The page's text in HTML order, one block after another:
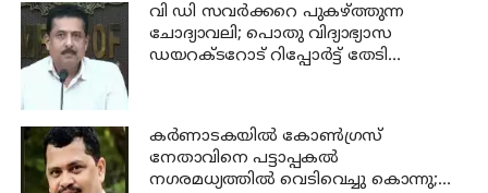
വി ഡി സവര്‍ക്കറെ പുകഴ്ത്തുന്ന
ചോദ്യാവലി; പൊതു വിദ്യാഭ്യാസ
ഡയറക്ടറോട് റിപ്പോര്‍ട്ട് തേടി
കര്‍ണാടകയില്‍ കോണ്‍ഗ്രസ്
നേതാവിനെ പട്ടാപ്പകല്‍
നഗരമധ്യത്തില്‍ വെടിവെച്ചു കൊന്നു;